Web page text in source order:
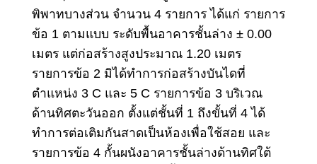
พิพาทบางส่วน จำนวน 4 รายการ ได้แก่ รายการ
ข้อ 1 ตามแบบ ระดับพื้นอาคารชั้นล่าง ± 0.00
เมตร แต่ก่อสร้างสูงประมาณ 1.20 เมตร
รายการข้อ 2 มิได้ทำการก่อสร้างบันไดที่
ตำแหน่ง 3 C และ 5 C รายการข้อ 3 บริเวณ
ด้านทิศตะวันออก ตั้งแต่ชั้นที่ 1 ถึงขั้นที่ 4 ได้
ทำการต่อเติมกันสาดเป็นห้องเพื่อใช้สอย และ
รายการข้อ 4 กั้นผนังอาคารชั้นล่างด้านทิศใต้